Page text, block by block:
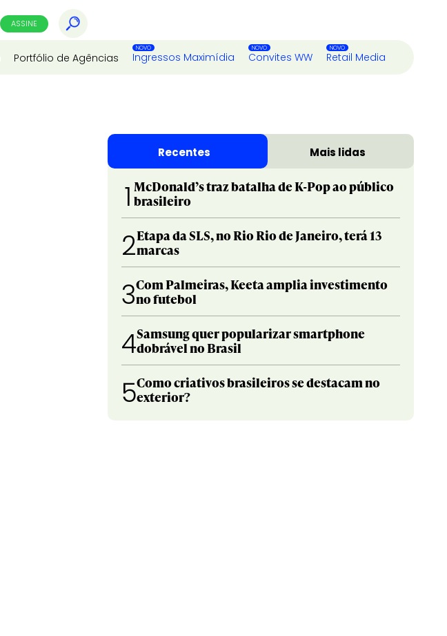
ASSINE
Portfólio de Agências Ingressos Maximídia Convites WW Retail Media
Recentes Mais lidas
1 McDonald’s traz batalha de K-Pop ao público
brasileiro
2Etapa da SLS, no Rio Rio de Janeiro, terá 13
marcas
3Com Palmeiras, Keeta amplia investimento
no futebol
4Samsung quer popularizar smartphone
dobrável no Brasil
5Como criativos brasileiros se destacam no
exterior?